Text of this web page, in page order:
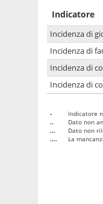
Indicatore
Incidenza di
Incidenza di
Incidenza di
Incidenza di
-
Indicatore
..
Dato non
...
Dato non
....
La